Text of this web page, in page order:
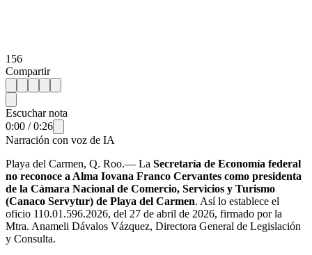
156
Compartir
Escuchar nota
0:00 /0:26
Narración con voz de IA
Playa del Carmen, Q. Roo.— La Secretaría de Economía federal
no reconoce a Alma Iovana Franco Cervantes como presidenta
de la Cámara Nacional de Comercio, Servicios y Turismo
(Canaco Servytur) de Playa del Carmen. Así lo establece el
oficio 110.01.596.2026, del 27 de abril de 2026, firmado por la
Mtra. Anameli Dávalos Vázquez, Directora General de Legislación
y Consulta.